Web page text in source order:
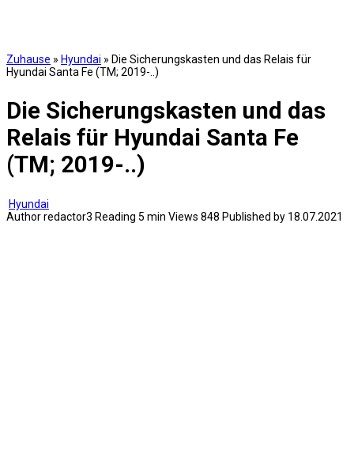
Zuhause » Hyundai » Die Sicherungskasten und das Relais für
Hyundai Santa Fe (TM; 2019-..)
Die Sicherungskasten und das
Relais für Hyundai Santa Fe
(TM; 2019-..)
Hyundai
Authorredactor3 Reading 5 min Views 848 Published by 18.07.2021